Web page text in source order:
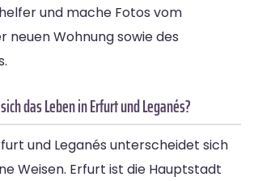
und mache Fotos vom
neuen Wohnung sowie des
das Leben in Erfurt und Leganés?
und Leganés unterscheidet sich
Weisen. Erfurt ist die Hauptstadt